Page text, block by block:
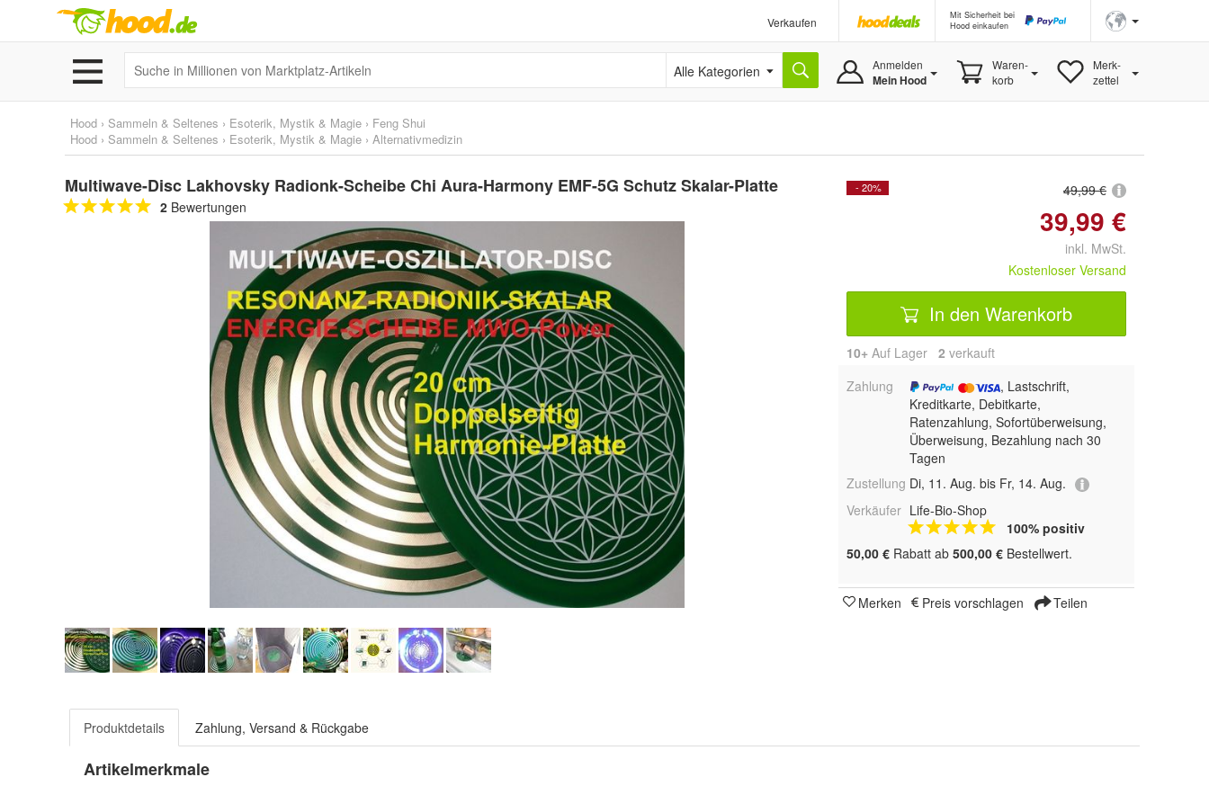
Verkaufen
Mit Sicherheit bei
Hood einkaufen
Alle Kategorien Anmelden
Mein Hood
Waren-
korb
Merk-
zettel
Hood › Sammeln & Seltenes › Esoterik, Mystik & Magie › Feng Shui
Hood › Sammeln & Seltenes › Esoterik, Mystik & Magie › Alternativmedizin
Multiwave-Disc Lakhovsky Radionk-Scheibe Chi Aura-Harmony EMF-5G Schutz Skalar-Platte
2 Bewertungen
- 20% 49,99 €
39,99 €
inkl. MwSt.
Kostenloser Versand
In den Warenkorb
10+ Auf Lager 2 verkauft
Zahlung
, Lastschrift,
Kreditkarte, Debitkarte,
Ratenzahlung, Sofortüberweisung,
Überweisung, Bezahlung nach 30
Tagen
Zustellung Di, 11. Aug. bis Fr, 14. Aug.
Verkäufer Life-Bio-Shop
100% positiv
50,00 € Rabatt ab 500,00 € Bestellwert.
Merken Preis vorschlagen Teilen
Produktdetails Zahlung, Versand & Rückgabe
Artikelmerkmale